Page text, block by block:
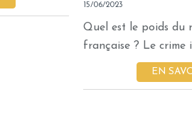
15/06/2023
Quel est le poids du
française ? Le crime
EN